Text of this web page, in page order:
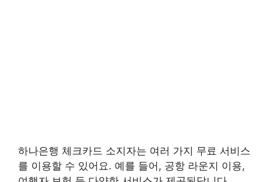
하나은행 체크카드 소지자는 여러 가지 무료 서비스
를 이용할 수 있어요. 예를 들어, 공항 라운지 이용,